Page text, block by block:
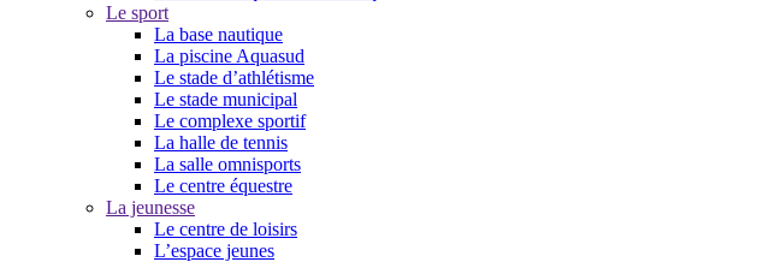
Le sport
La base nautique
La piscine Aquasud
Le stade d’athlétisme
Le stade municipal
Le complexe sportif
La halle de tennis
La salle omnisports
Le centre équestre
La jeunesse
Le centre de loisirs
L’espace jeunes